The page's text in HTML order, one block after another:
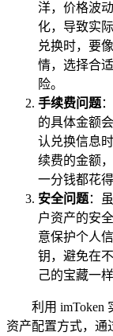
洋，价格波
化，导致实
兑换时，要
情，选择合
险。
手续费问题
的具体金额
认兑换信息
续费的金额
一分钱都花
安全问题：
户资产的安
意保护个人
钥，避免在
己的宝藏一
利用 imToken
资产配置方式，通